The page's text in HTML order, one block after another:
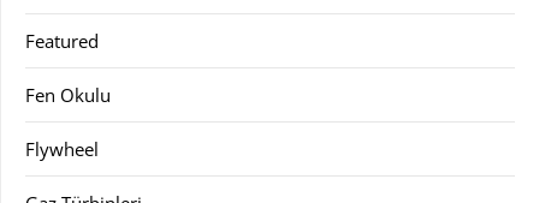
Featured
Fen Okulu
Flywheel